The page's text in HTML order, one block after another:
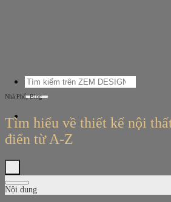
Tìm
kiếm:
Nhà Phố,Blog
Tìm hiểu về thiết kế nội
điển từ A-Z
Nội dung